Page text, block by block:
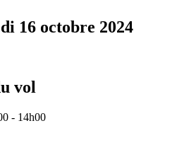
16 octobre 2024
vol
- 14h00